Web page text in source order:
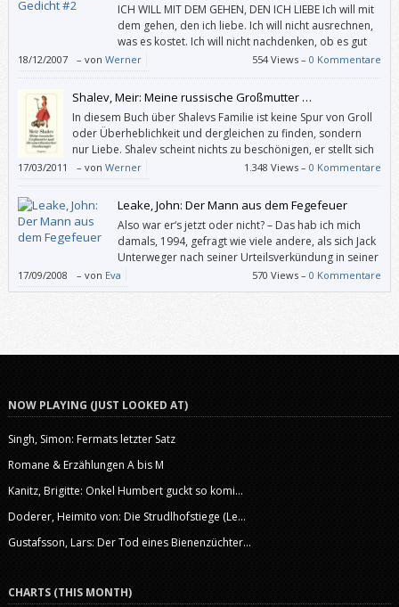
ICH WILL MIT DEM GEHEN, DEN ICH LIEBE Ich will mit
dem gehen, den ich liebe. Ich will nicht ausrechnen,
was es kostet. Ich will nicht nachdenken, ob es gut
ist. Ich will nicht wissen, ob er mich liebt. Ich will mit
ihm gehen, den ich liebe. (Aus Liebesgedichte von Bertolt Brecht.) –––
18/12/2007 – von Werner 554 Views –0 Kommentare
Shalev, Meir: Meine russische Großmutter …
In diesem Buch über Shalevs Familie ist keine Spur von Groll
oder Überheblichkeit und dergleichen zu finden, sondern
nur Liebe. Shalev scheint nichts zu beschönigen, er stellt sich
weder naiv noch kindlich – und doch wirkt alles bezaubernd.
17/03/2011 – von Werner 1.348 Views –0 Kommentare
Leake, John: Der Mann aus dem Fegefeuer
Also war er‘s jetzt oder nicht? – Das hab ich mich
damals, 1994, gefragt wie viele andere, als sich Jack
Unterweger nach seiner Urteilsverkündung in seiner
Zelle erhängt hat. Nachdem ich John Leakes
Dokumentation in einem Zug durchgelesen habe, kann ich mir ein Bild
17/09/2008 – von Eva 570 Views –0 Kommentare
NOW PLAYING (JUST LOOKED AT)
Singh, Simon: Fermats letzter Satz
Romane & Erzählungen A bis M
Kanitz, Brigitte: Onkel Humbert guckt so komi...
Doderer, Heimito von: Die Strudlhofstiege (Le...
Gustafsson, Lars: Der Tod eines Bienenzüchter...
CHARTS (THIS MONTH)